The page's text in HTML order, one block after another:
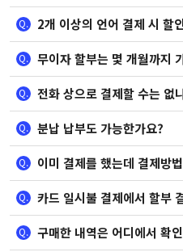
Q. 2개 이상의 언어 결제 시 할
Q. 무이자 할부는 몇 개월까지
Q. 전화 상으로 결제할 수는 없
Q. 분납 납부도 가능한가요?
Q. 이미 결제를 했는데 결제방
Q. 카드 일시불 결제에서 할부
Q. 구매한 내역은 어디에서 확